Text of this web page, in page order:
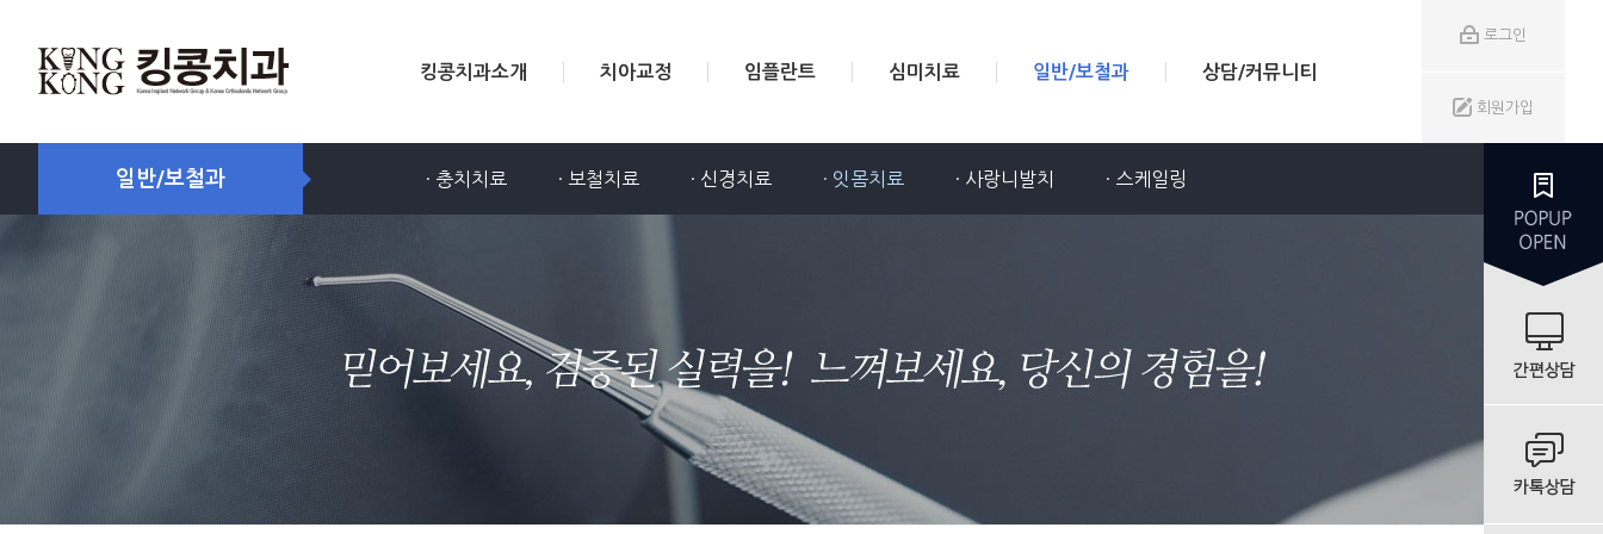
킹콩치과소개 치아교정 임플란트 심미치료 일반/보철과 상담/커뮤니티
로그인
회원가입
일반/보철과 · 충치치료 · 보철치료 · 신경치료 · 잇몸치료 · 사랑니발치 · 스케일링